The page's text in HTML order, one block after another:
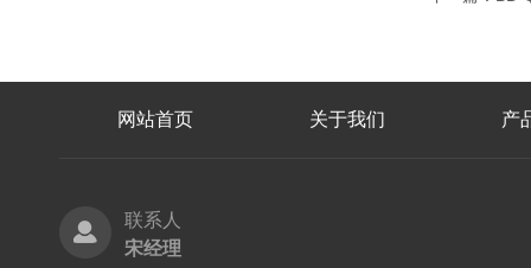
网站首页 关于我们 产
联系人
宋经理